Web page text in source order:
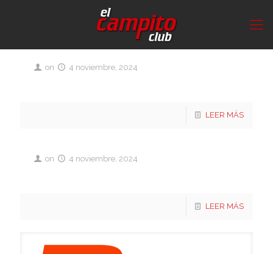
on 4 noviembre, 2024
LEER MÁS
on 4 noviembre, 2024
LEER MÁS